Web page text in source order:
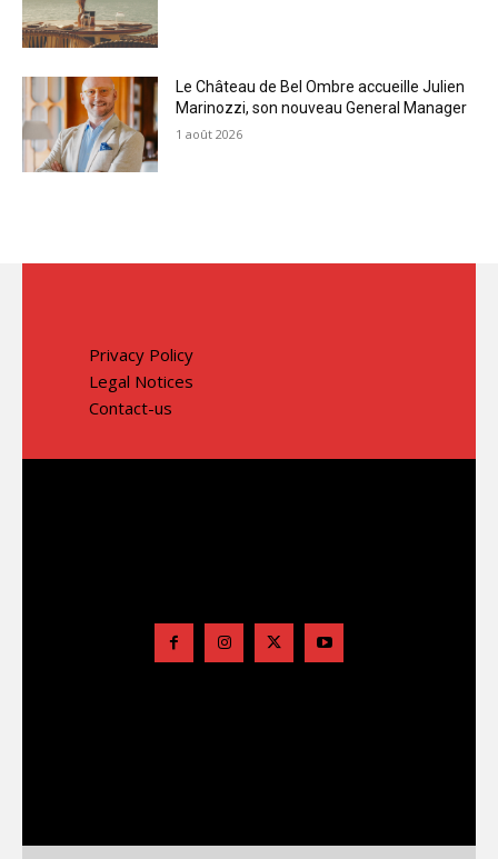
Le Château de Bel Ombre accueille Julien
Marinozzi, son nouveau General Manager
1 août 2026
Privacy Policy
Legal Notices
Contact-us